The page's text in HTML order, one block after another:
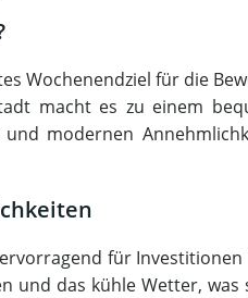
Wochenendziel für die
macht es zu einem
modernen
für
und das kühle Wetter,